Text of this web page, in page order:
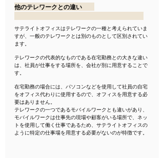
他のテレワークとの違い
サテライトオフィスはテレワークの一種と考えられていま
すが、一般のテレワークとは別のものとして区別されてい
ます。
テレワークの代表的なものである在宅勤務との大きな違い
は、社員が仕事をする場所を、会社が別に用意することで
す。
在宅勤務の場合には、パソコンなどを使用して社員の自宅
をオフィス代わりに使用するので、オフィスを用意する必
要はありません。
テレワークの一つであるモバイルワークとも違いがあり、
モバイルワークは仕事先の現場や顧客がいる場所で、ネッ
トを使用して働く仕事であるため、サテライトオフィスの
ように特定の仕事場を用意する必要がないのが特徴です。